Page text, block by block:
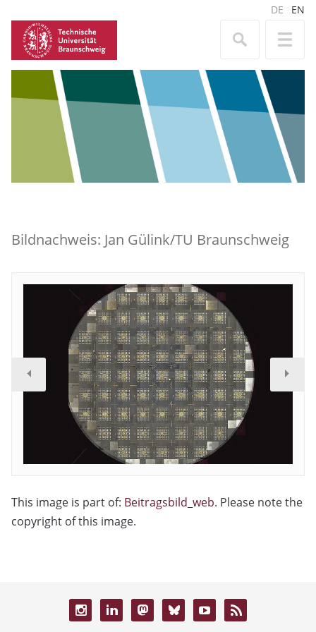
DE EN
Bildnachweis: Jan Gülink/TU Braunschweig
This image is part of: Beitragsbild_web. Please note the
copyright of this image.